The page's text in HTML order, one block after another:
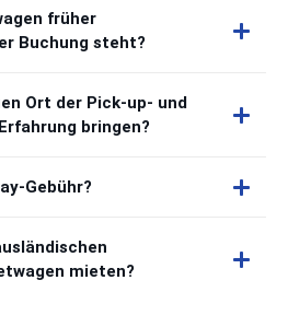
früher
Buchung steht?
Ort der Pick-up- und
bringen?
Gebühr?
mieten?